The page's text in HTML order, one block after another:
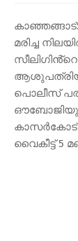
മരിച്ച
പൊലീസ്
കാസർകോട്
വൈകീട്ട് 5